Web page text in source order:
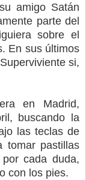
amigo Satán
parte del
sobre el
En sus últimos
si,
en Madrid,
buscando la
las teclas de
tomar pastillas
cada duda,
con los pies.